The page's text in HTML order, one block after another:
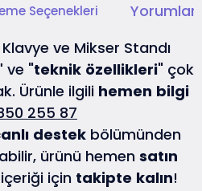
Seçenekleri
ve Mikser Standı
ve "teknik özellikleri" çok
Ürünle ilgili hemen bilgi
255 87
destek bölümünden
ürünü hemen satın
için takipte kalın!